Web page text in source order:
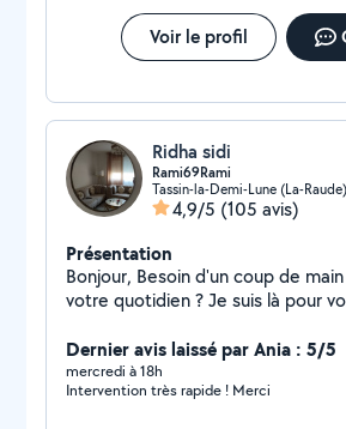
Voir le profil
Ridha sidi
Rami69Rami
Tassin-la-Demi-Lune (La-Raude)
4,9/5 (105 avis)
Présentation
Bonjour, Besoin d'un coup de
votre quotidien ? Je suis là pour
vous propose mes services pour : Nettoyage (maison,
appartement, fin de chantier) Montage de meubles
Entretien des espaces verts Petits travaux d'électricité
Dernier avis laissé par Ania : 5/5
mercredi à 18h
Intervention très rapide ! Merci